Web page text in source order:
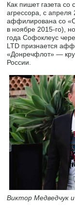
Как пишет газета
агрессора, с
аффилирована со
в ноябре 2015-го),
года Софоклеус
LTD признается
«Донречфлот» —
России.
Виктор Медведчук